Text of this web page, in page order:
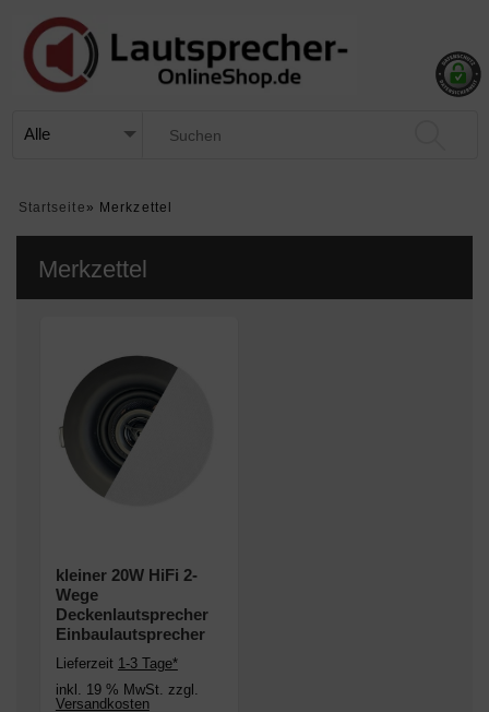
Startseite » Merkzettel
Merkzettel
kleiner 20W HiFi 2-
Wege
Deckenlautsprecher
Einbaulautsprecher
Lieferzeit 1-3 Tage*
inkl. 19 % MwSt. zzgl.
Versandkosten